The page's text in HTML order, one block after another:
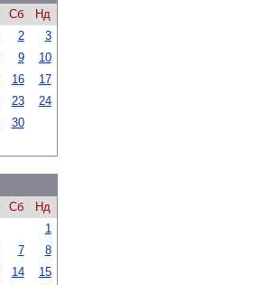
Сб
Нд
2
3
9
10
16
17
23
24
30
Сб
Нд
1
7
8
14
15